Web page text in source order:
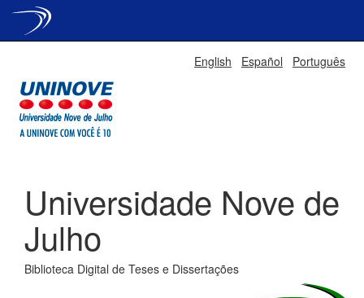
English Español Português
Universidade Nove de
Julho
Biblioteca Digital de Teses e Dissertações